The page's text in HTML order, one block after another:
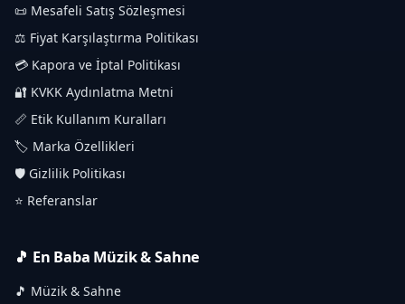
📜 Mesafeli Satış Sözleşmesi
⚖️ Fiyat Karşılaştırma Politikası
💳 Kapora ve İptal Politikası
🔐 KVKK Aydınlatma Metni
📏 Etik Kullanım Kuralları
🏷️ Marka Özellikleri
🛡️ Gizlilik Politikası
⭐ Referanslar
🎵 En Baba Müzik & Sahne
🎵 Müzik & Sahne